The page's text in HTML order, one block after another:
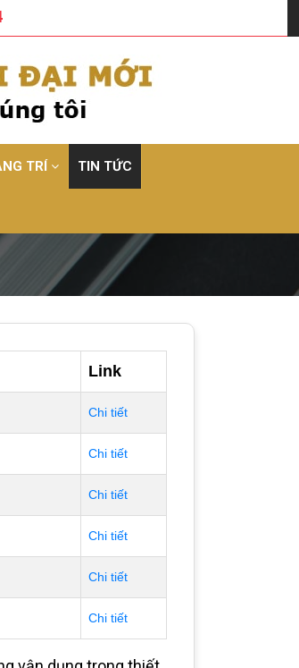
TRÍ TIN TỨC
Link
Chi tiết
Chi tiết
Chi tiết
Chi tiết
Chi tiết
Chi tiết